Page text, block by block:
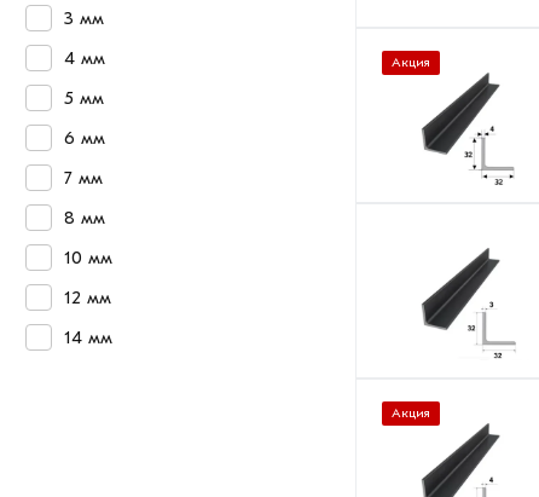
160 мм
200 мм
3 мм
4 мм
5 мм
6 мм
7 мм
8 мм
10 мм
12 мм
14 мм
Акция
Акция